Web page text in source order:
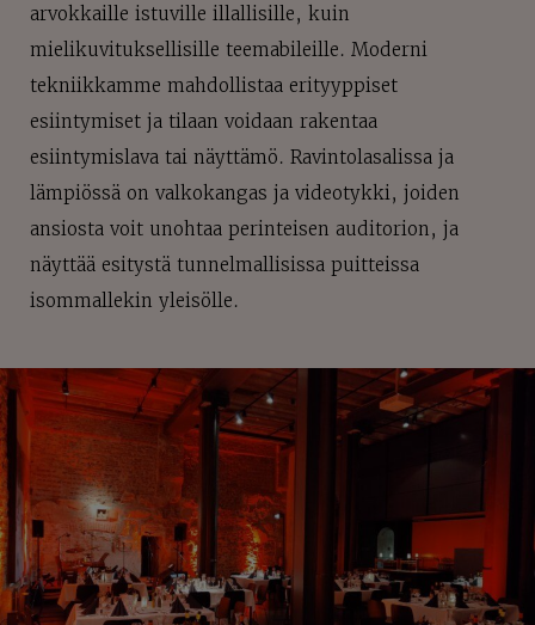
arvokkaille istuville illallisille, kuin
mielikuvituksellisille teemabileille. Moderni
tekniikkamme mahdollistaa erityyppiset
esiintymiset ja tilaan voidaan rakentaa
esiintymislava tai näyttämö. Ravintolasalissa ja
lämpiössä on valkokangas ja videotykki, joiden
ansiosta voit unohtaa perinteisen auditorion, ja
näyttää esitystä tunnelmallisissa puitteissa
isommallekin yleisölle.